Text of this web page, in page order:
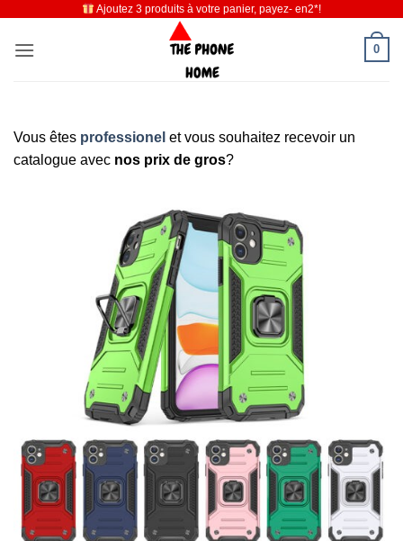
contenu
Ajoutez 3 produits à votre panier, payez- en2*!
0
Vous êtes professionel et vous souhaitez recevoir un
catalogue avec nos prix de gros?